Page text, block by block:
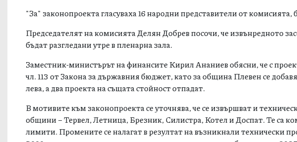
"За" законопроекта гласуваха 16 народни представители от
Председателят на комисията Делян Добрев посочи, че извънредното
бъдат разгледани утре в пленарна зала.
Заместник-министърът на финансите Кирил Ананиев обясни, че с
чл. 113 от Закона за държавния бюджет, като за общинаПлевенсе
лева, а два проекта на същата стойност отпадат.
В мотивите към законопроекта се уточнява, че се извършват и
общини – Тервел, Летница, Брезник, Силистра, Котел и Доспат. Те са
лимити. Промените се налагат в резултат на възникнали технически